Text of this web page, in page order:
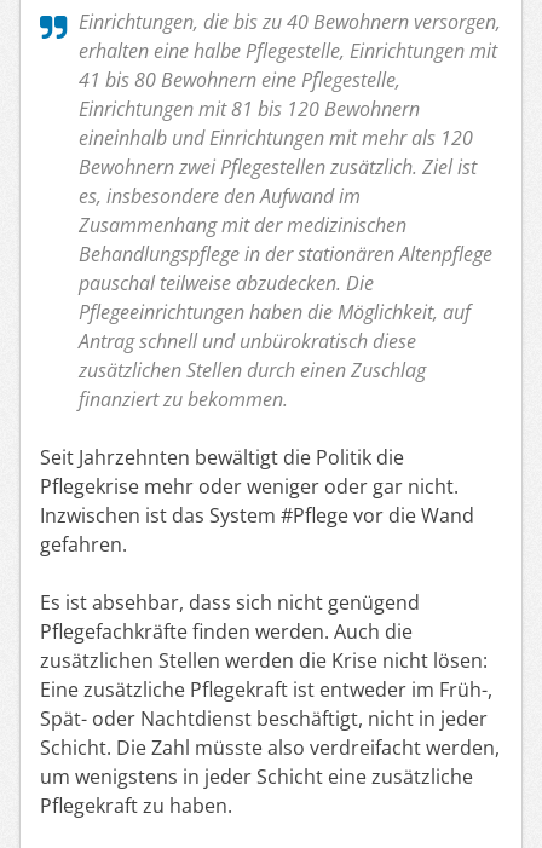
Einrichtungen, die bis zu 40 Bewohnern versorgen,
erhalten eine halbe Pflegestelle, Einrichtungen mit
41 bis 80 Bewohnern eine Pflegestelle,
Einrichtungen mit 81 bis 120 Bewohnern
eineinhalb und Einrichtungen mit mehr als 120
Bewohnern zwei Pflegestellen zusätzlich. Ziel ist
es, insbesondere den Aufwand im
Zusammenhang mit der medizinischen
Behandlungspflege in der stationären Altenpflege
pauschal teilweise abzudecken. Die
Pflegeeinrichtungen haben die Möglichkeit, auf
Antrag schnell und unbürokratisch diese
zusätzlichen Stellen durch einen Zuschlag
finanziert zu bekommen.
Seit Jahrzehnten bewältigt die Politik die
Pflegekrise mehr oder weniger oder gar nicht.
Inzwischen ist das System #Pflege vor die Wand
gefahren.
Es ist absehbar, dass sich nicht genügend
Pflegefachkräfte finden werden. Auch die
zusätzlichen Stellen werden die Krise nicht lösen:
Eine zusätzliche Pflegekraft ist entweder im Früh-,
Spät- oder Nachtdienst beschäftigt, nicht in jeder
Schicht. Die Zahl müsste also verdreifacht werden,
um wenigstens in jeder Schicht eine zusätzliche
Pflegekraft zu haben.